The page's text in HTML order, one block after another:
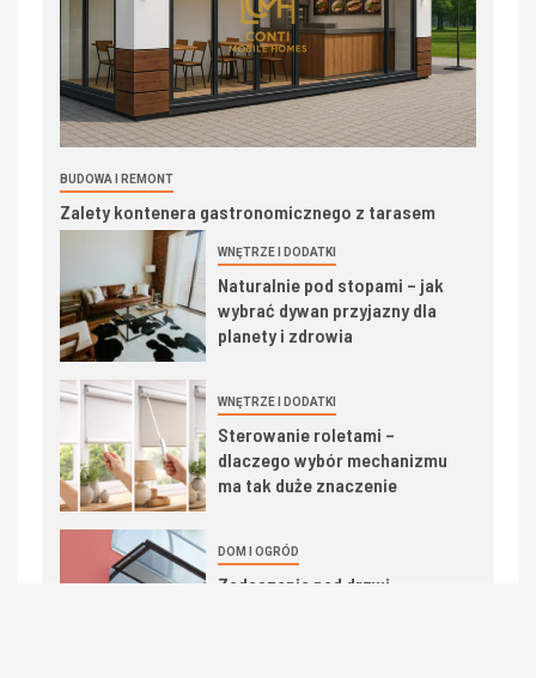
BUDOWA I REMONT
Zalety kontenera gastronomicznego z tarasem
WNĘTRZE I DODATKI
Naturalnie pod stopami – jak
wybrać dywan przyjazny dla
planety i zdrowia
WNĘTRZE I DODATKI
Sterowanie roletami –
dlaczego wybór mechanizmu
ma tak duże znaczenie
DOM I OGRÓD
Zadaszenie nad drzwi –